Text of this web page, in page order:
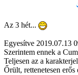
Az 3 hét...
Egyesítve 2019.07.13
Szerintem ennek a
Teljesen az a
Őrült, rettenetesen erős